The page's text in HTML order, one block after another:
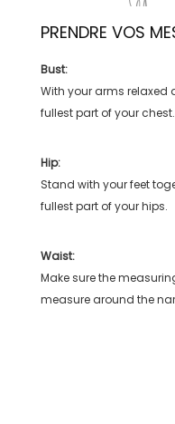
PRENDRE VOS
Bust:
With your arms relaxed
fullest part of your chest.
Hip:
Stand with your feet
fullest part of your hips.
Waist:
Make sure the
measure around the